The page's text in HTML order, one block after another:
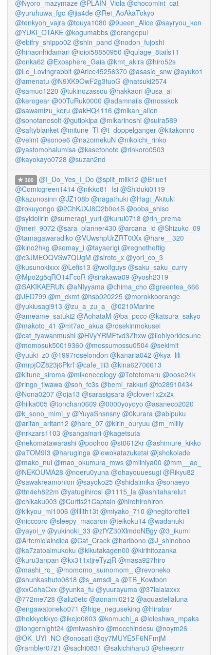
@Nyoro_mazymaze @PLAIN_Viola @chocomint_cat
@yuruhuwa_fgo @jia4de @Rei_AoAkaTokyo
@tenkyoh_vajra @touya1080 @9ueen_Alice @sayryou_kon
@YUKI_OTAKE @kogumabbs @orangepul
@ebifry_shippo02 @shin_pand @nodon_fujoshi
@hinaonhidamari @ioioi58850950 @qulage_8tails11
@onka62 @Exosphere_Gaia @kmt_akira @hiro52s
@Lo_Lovingrabbit @Arice45256370 @asasio_snw @ayuko1
@amenatu @N9XK9OwF2g3tuoG @natsuki2574
@samuo1220 @tukinozassou @hakkaori @usa_ai
@kerogear @00TuRuk0000 @adamnails @mosskok
@sawamizu_koru @akHQ4116 @mikan_alien
@sonotanosolt @gutiokipa @mikarinoshi @suira589
@saftyblanket @mitune_TI @t_doppelganger @kitakonno
@velmt @sonoe6 @nazomekuN @nikoichi_rinko
@yastomohalumisa @kasetonote @rinkoro0503
@kayokayo0728 @suzan2nd
300 @I_Do_Yes_I_Do @spilt_milk12 @B1ue1
@Comicgreen1414 @nikko81_fsi @Shiduki0119
@kazunosinn @JZ108b @nagathuki @Hagi_Akituki
@rokuyongo @2ChKJXJ8Q2b0e4S @ooba_shiso
@syldollrin @sumeragi_yuri @kurui0718 @rin_prema
@meri_9072 @sara_planner430 @arcana_id @Shizuko_09
@tamagawaradiko @VUwshpUrZRT0tXx @hare__320
@kino2hkg @semay_i @tayaerigi @regnetheftig
@c3JMEOQVSw7QUgM @siroto_x @yori_co_3
@kusunokixxx @Lefis13 @wolfguys @saku_saku_curry
@Mpo2g5qRO14FcqR @sirakawa09 @yosh2319
@SAKIKAERUN @aNIyyama @chima_cho @greentea_666
@JED799 @m_ckmt @hsb020225 @morokkoorange
@yukiusagi913 @zu_a_zu_a_ @0210Marine
@ameame_satuki2 @AohataM @ba_poco @katsura_sakyo
@makoto_41 @mt7ao_akua @rosekinmokusei
@cat_tyawanmushi @HVyYRMFtvd3Zhxw @iiohiyoridesune
@momosuk50019360 @mossumossu0504 @sekimit
@yuuki_z0 @1997roselondon @kanaria042 @kya_lili
@mrpjOZ823j6Pkrf @cafe_tii3 @kina62706613
@kitune_siroma @mikenecology @Tototomaru @oose24k
@ringo_tiwawa @soh_fc3s @bemi_rakkuri @fo28910434
@Nona0207 @oja13 @sarasigsara @clover1x2x2x
@hiika005 @tonchan0609 @0000yoyoyo @asaneco2020
@k_sono_mimi_y @YuyaSnsnsny @0kurara @abipuku
@aritan_aritan12 @hare_07 @kirin_ouryuu @m_milliy
@nrkzars1103 @sangainari @kagetsuta
@nekomatawarashi @poohoo @st0612kr @ashimure_kikko
@aTOM9I3 @haruginga @iewokatazuketai @jshokolade
@mako_nui @mao_okumura_mws @miiniya00 @mm__ao_
@NEKOUMA28 @noeru0yuna @ohayouuesugi @Rikyu82
@sawakreamonion @sayoko25 @shidaimika @sonaeyo
@ttn4eh822m @yatugihirosi @1115_la @ashitaharelu1
@chikaku003 @Curtis21Captain @hirohirohiron
@kikyou_mi1006 @lilith13t @miyako_710 @negitorotteli
@nicccoro @sleepy_macaron @teikoku14 @wadanuki
@yayoi_v @yukinoki_33 @zfYZ30XlmdoNBgy @3_ikumi
@Artemiciaindica @Cat_Crack @haribono @J_shinoboo
@ka7zatoaimukoku @kikutakagen00 @kirihitozanka
@kuru3anpan @kx311xtjreTyzjR @masa927hiro
@mashi_ro_
@momomo_sumomom_
@revoneko
@shunkashuto0818 @s_amsdi_a @TB_Kowloon
@xxCohaCxx @yunka_fu @yuurayuma @37lalalaxxx
@772me728 @aliz0etc @aonami0212 @aquastellaluna
@engawatoneko071 @hige_neguseking @Hirabar
@hokkyokkyo @ikejo0603 @komuchi_a @leleshwa_mpaka
@longernight24 @miwashiro @mocchindesu @noym26
@OK_UYI_NO @onosati @qy7MUYE5F6NFmjM
@rambler0721 @sachi0831 @sakichiharu3 @sheeprrr